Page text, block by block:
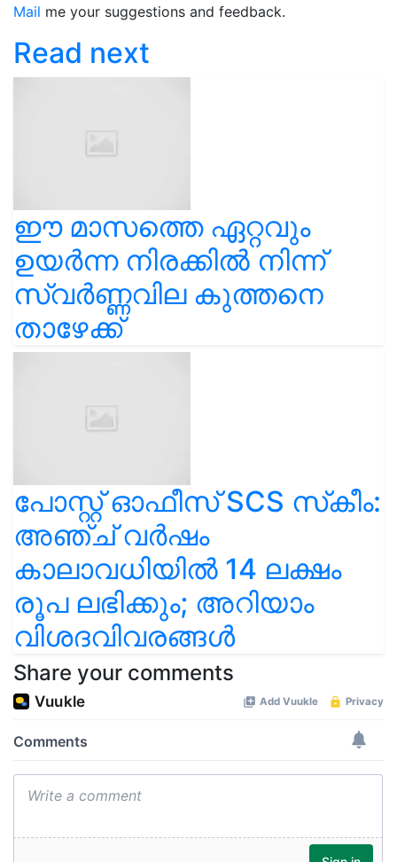
Mail me your suggestions and feedback.
Read next
ഈ മാസത്തെ ഏറ്റവും
ഉയർന്ന നിരക്കിൽ നിന്ന്
സ്വർണ്ണവില കുത്തനെ
താഴേക്ക്
പോസ്റ്റ് ഓഫീസ് SCS സ്‌കീം:
അഞ്ച് വര്‍ഷം
കാലാവധിയില്‍ 14 ലക്ഷം
രൂപ ലഭിക്കും; അറിയാം
വിശദവിവരങ്ങള്‍
Share your comments